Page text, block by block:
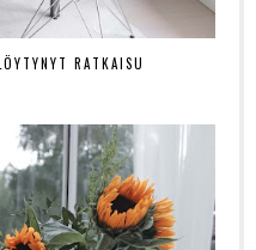
RATKAISU